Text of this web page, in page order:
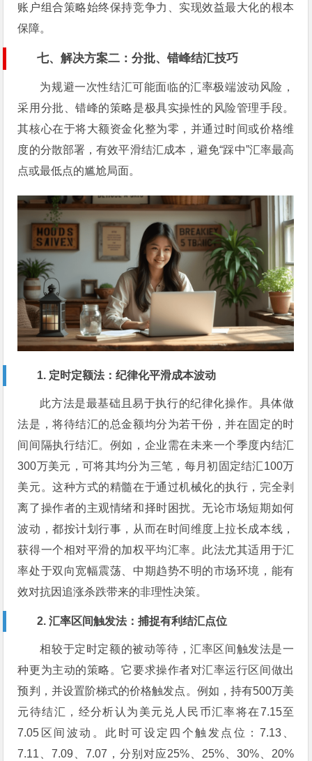
账户组合策略始终保持竞争力、实现效益最大化的根本
保障。
七、解决方案二：分批、错峰结汇技巧
为规避一次性结汇可能面临的汇率极端波动风险，
采用分批、错峰的策略是极具实操性的风险管理手段。
其核心在于将大额资金化整为零，并通过时间或价格维
度的分散部署，有效平滑结汇成本，避免“踩中”汇率最高
点或最低点的尴尬局面。
1. 定时定额法：纪律化平滑成本波动
此方法是最基础且易于执行的纪律化操作。具体做
法是，将待结汇的总金额均分为若干份，并在固定的时
间间隔执行结汇。例如，企业需在未来一个季度内结汇
300万美元，可将其均分为三笔，每月初固定结汇100万
美元。这种方式的精髓在于通过机械化的执行，完全剥
离了操作者的主观情绪和择时困扰。无论市场短期如何
波动，都按计划行事，从而在时间维度上拉长成本线，
获得一个相对平滑的加权平均汇率。此法尤其适用于汇
率处于双向宽幅震荡、中期趋势不明的市场环境，能有
效对抗因追涨杀跌带来的非理性决策。
2. 汇率区间触发法：捕捉有利结汇点位
相较于定时定额的被动等待，汇率区间触发法是一
种更为主动的策略。它要求操作者对汇率运行区间做出
预判，并设置阶梯式的价格触发点。例如，持有500万美
元待结汇，经分析认为美元兑人民币汇率将在7.15至
7.05区间波动。此时可设定四个触发点位：7.13、
7.11、7.09、7.07，分别对应25%、25%、30%、20%